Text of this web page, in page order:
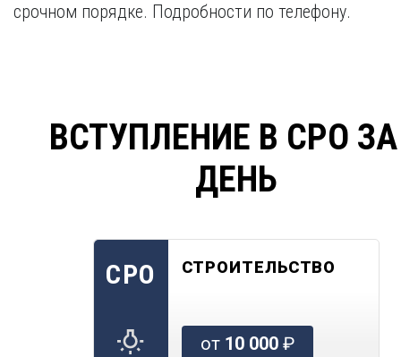
срочном порядке. Подробности по телефону.
ВСТУПЛЕНИЕ В СРО
ДЕНЬ
СРО СТРОИТЕЛЬСТВО
от 10 000₽